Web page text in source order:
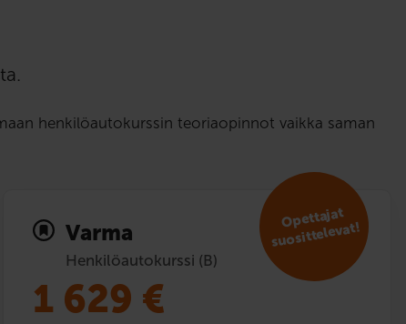
henkilöautokurssin teoriaopinnot vaikka saman
Varma
Henkilöautokurssi (B)
Opettajat
suosit­televat!
1 629 €